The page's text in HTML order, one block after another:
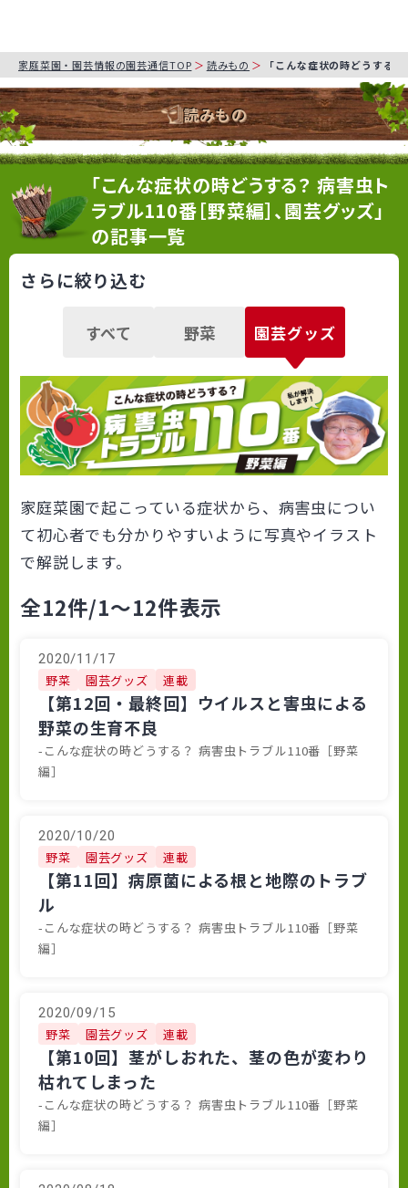
家庭菜園・園芸情報の園芸通信TOP 読みもの 「こんな症状の時どうする
読みもの
「こんな症状の時どうする？ 病害虫ト
ラブル110番［野菜編］、園芸グッズ」
の記事一覧
さらに絞り込む
すべて 野菜 園芸グッズ
家庭菜園で起こっている症状から、病害虫につい
て初心者でも分かりやすいように写真やイラスト
で解説します。
全12件/1～12件表示
2020/11/17
野菜 園芸グッズ 連載
【第12回・最終回】ウイルスと害虫による
野菜の生育不良
-こんな症状の時どうする？ 病害虫トラブル110番［野菜
編］
2020/10/20
野菜 園芸グッズ 連載
【第11回】病原菌による根と地際のトラブ
ル
-こんな症状の時どうする？ 病害虫トラブル110番［野菜
編］
2020/09/15
野菜 園芸グッズ 連載
【第10回】茎がしおれた、茎の色が変わり
枯れてしまった
-こんな症状の時どうする？ 病害虫トラブル110番［野菜
編］